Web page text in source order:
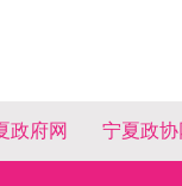
政府网 宁夏政协